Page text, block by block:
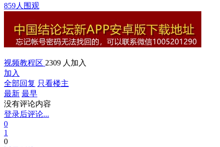
859人围观
视频教程区 2309 人加入
加入
全部回复 只看楼主
最新 最早
没有评论内容
登录后评论...
0
1
0